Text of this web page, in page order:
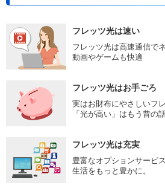
フレッツ光は速い
フレッツ光は高速通信で
動画やゲームも快適
フレッツ光はお手ごろ
実はお財布にやさしいフレ
「光が高い」はもう昔の
フレッツ光は充実
豊富なオプションサービス
生活をもっと豊かに。